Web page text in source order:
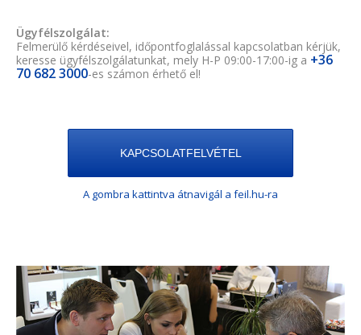
Ügyfélszolgálat:
Felmerülő kérdéseivel, időpontfoglalással kapcsolatban kérjük,
keresse ügyfélszolgálatunkat, mely H-P 09:00-17:00-ig a +36
70 682 3000-es számon érhető el!
KAPCSOLATFELVÉTEL
A gombra kattintva átnavigál a feil.hu-ra